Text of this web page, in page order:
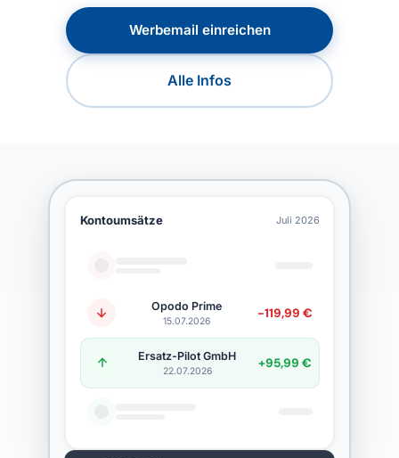
Werbemail einreichen
Alle Infos
Kontoumsätze Juli 2026
Opodo Prime
15.07.2026
-119,99 €
Ersatz-Pilot GmbH
22.07.2026
+95,99 €